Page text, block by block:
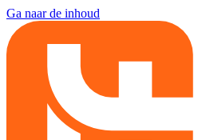
Ga naar de inhoud